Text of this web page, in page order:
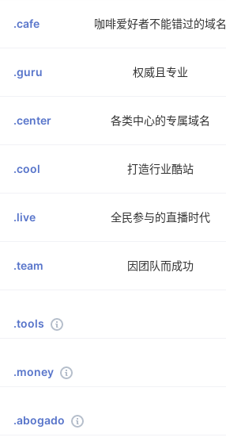
.cafe 咖啡爱好者不能错过的域名
.guru 权威且专业
.center 各类中心的专属域名
.cool 打造行业酷站
.live 全民参与的直播时代
.team 因团队而成功
.tools
.money
.abogado